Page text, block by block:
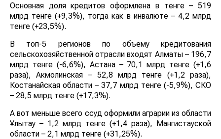
Основная доля кредитов оформлена в тенге – 519
млрд тенге (+9,3%), тогда как в инвалюте – 4,2 млрд
тенге (+23,5%).
В топ-5 регионов по объему кредитования
сельскохозяйственной отрасли входят Алматы – 196,7
млрд тенге (-6,6%), Астана – 70,1 млрд тенге (+1,6
раза), Акмолинская – 52,8 млрд тенге (+1,2 раза),
Костанайская области – 37,7 млрд тенге (-5,9%), СКО –
28,5 млрд тенге (+17,3%).
А вот меньше всего ссуд оформили аграрии из
области Ұлытау – 1,2 млрд тенге (+1,4 раза),
Мангистауской области – 2,1 млрд тенге (+31,25%).